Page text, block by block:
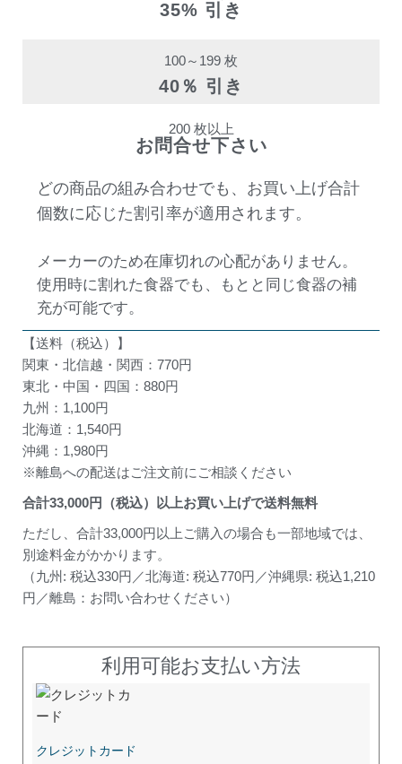
35% 引き
100～199 枚
40％ 引き
200 枚以上
お問合せ下さい
どの商品の組み合わせでも、お買い上げ合計
個数に応じた割引率が適用されます。
メーカーのため在庫切れの心配がありません。
使用時に割れた食器でも、もとと同じ食器の補
充が可能です。
【送料（税込）】
関東・北信越・関西：770円
東北・中国・四国：880円
九州：1,100円
北海道：1,540円
沖縄：1,980円
※離島への配送はご注文前にご相談ください
合計33,000円（税込）以上お買い上げで送料無料
ただし、合計33,000円以上ご購入の場合も一部地域では、
別途料金がかかります。
（九州: 税込330円／北海道: 税込770円／沖縄県: 税込1,210
円／離島：お問い合わせください）
利用可能お支払い方法
クレジットカード